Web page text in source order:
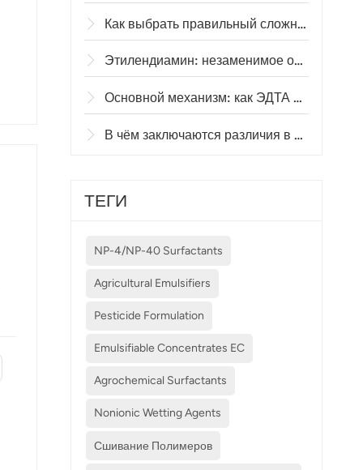
Как выбрать правильный сложный эфир сорбитановой жирной кислоты (S-20 или S-85) для текстильных смазок?
Этилендиамин: незаменимое основное сырье для синтеза активатора отбеливателя TAED.
Основной механизм: как ЭДТА используется для производства высокоэффективных хелатирующих агентов на основе ЭДТА.
В чём заключаются различия в молекулярной массе полиэтиленгликоля (ПЭГ-200 против ПЭГ-4000)?
ТЕГИ
NP-4/NP-40 Surfactants
Agricultural Emulsifiers
Pesticide Formulation
Emulsifiable Concentrates EC
Agrochemical Surfactants
Nonionic Wetting Agents
Сшивание Полимеров